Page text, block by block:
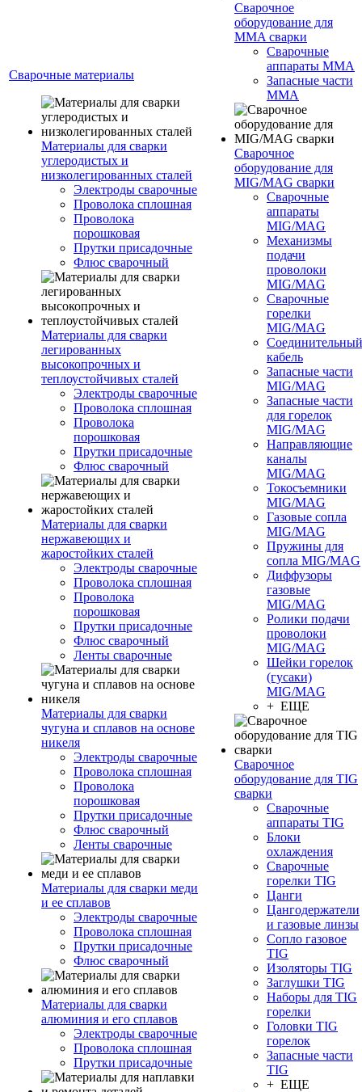
Сварочные материалы
Материалы для сварки
углеродистых и
низколегированных сталей
Электроды сварочные
Проволока сплошная
Проволока
порошковая
Прутки присадочные
Флюс сварочный
Материалы для сварки
легированных
высокопрочных и
теплоустойчивых сталей
Электроды сварочные
Проволока сплошная
Проволока
порошковая
Прутки присадочные
Флюс сварочный
Материалы для сварки
нержавеющих и
жаростойких сталей
Электроды сварочные
Проволока сплошная
Проволока
порошковая
Прутки присадочные
Флюс сварочный
Ленты сварочные
Материалы для сварки
чугуна и сплавов на основе
никеля
Электроды сварочные
Проволока сплошная
Проволока
порошковая
Прутки присадочные
Флюс сварочный
Ленты сварочные
Материалы для сварки меди
и ее сплавов
Электроды сварочные
Проволока сплошная
Прутки присадочные
Флюс сварочный
Материалы для сварки
алюминия и его сплавов
Электроды сварочные
Проволока сплошная
Прутки присадочные
Сварочное
оборудование для
MMA сварки
Сварочные
аппараты MMA
Запасные части
MMA
Сварочное
оборудование для
MIG/MAG сварки
Сварочные
аппараты
MIG/MAG
Механизмы
подачи
проволоки
MIG/MAG
Сварочные
горелки
MIG/MAG
Соединительный
кабель
Запасные части
MIG/MAG
Запасные части
для горелок
MIG/MAG
Направляющие
каналы
MIG/MAG
Токосъемники
MIG/MAG
Газовые сопла
MIG/MAG
Пружины для
сопла MIG/MAG
Диффузоры
газовые
MIG/MAG
Ролики подачи
проволоки
MIG/MAG
Шейки горелок
(гусаки)
MIG/MAG
+ ЕЩЕ
Сварочное
оборудование для TIG
сварки
Сварочные
аппараты TIG
Блоки
охлаждения
Сварочные
горелки TIG
Цанги
Цангодержатели
и газовые линзы
Сопло газовое
TIG
Изоляторы TIG
Заглушки TIG
Наборы для TIG
горелки
Головки TIG
горелок
Запасные части
TIG
+ ЕЩЕ